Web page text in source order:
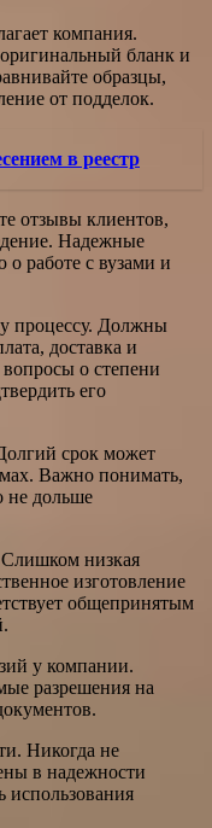
компания.
бланк и
образцы,
от подделок.
в реестр
отзывы клиентов,
Надежные
работе с вузами и
процессу. Должны
доставка и
вопросы о степени
его
срок может
Важно понимать,
не дольше
низкая
изготовление
общепринятым
у компании.
разрешения на
Никогда не
в надежности
использования